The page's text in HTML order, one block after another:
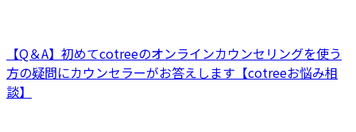
【Q＆A】初めてcotreeのオンラインカウンセリングを使う
方の疑問にカウンセラーがお答えします【cotreeお悩み相
談】